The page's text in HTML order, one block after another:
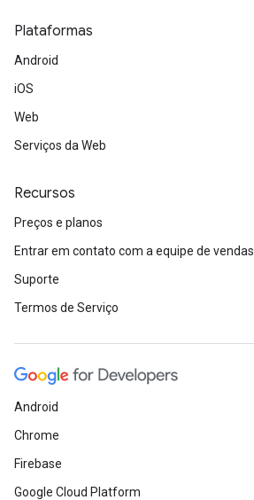
Plataformas
Android
iOS
Web
Serviços da Web
Recursos
Preços e planos
Entrar em contato com a equipe de vendas
Suporte
Termos de Serviço
Android
Chrome
Firebase
Google Cloud Platform